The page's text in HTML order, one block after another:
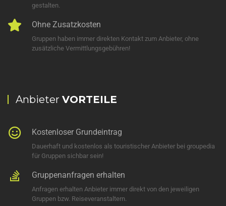
gestalten.
Ohne Zusatzkosten
Gruppen haben immer direkten Kontakt zum Anbieter, ohne
zusätzliche Vermittlungsgebühren!
Anbieter VORTEILE
Kostenloser Grundeintrag
Dauerhaft und kostenlos als touristischer Anbieter bei groupedia
für Gruppen sichbar sein!
Gruppenanfragen erhalten
Anfragen erhalten Anbieter immer direkt von den jeweiligen
Gruppen bzw. Reiseveranstaltern.